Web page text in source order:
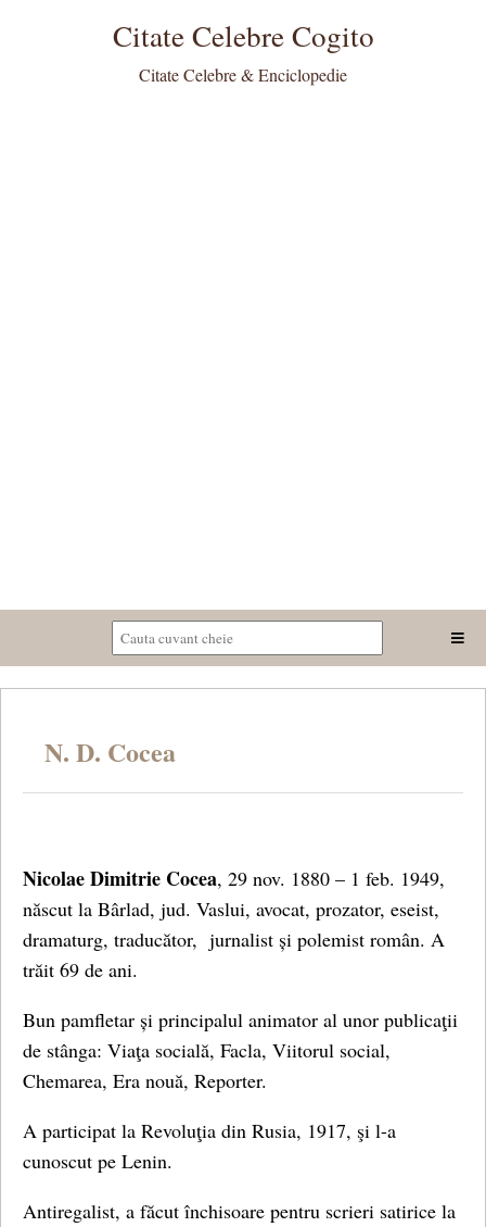
Citate Celebre Cogito
Citate Celebre & Enciclopedie
N. D. Cocea
Nicolae Dimitrie Cocea, 29 nov. 1880 – 1 feb. 1949,
născut la Bârlad, jud. Vaslui, avocat, prozator, eseist,
dramaturg, traducător, jurnalist și polemist român. A
trăit 69 de ani.
Bun pamfletar și principalul animator al unor publicaţii
de stânga: Viaţa socială, Facla, Viitorul social,
Chemarea, Era nouă, Reporter.
A participat la Revoluţia din Rusia, 1917, şi l-a
cunoscut pe Lenin.
Antiregalist, a făcut închisoare pentru scrieri satirice la